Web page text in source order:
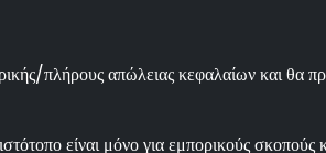
πλήρους απώλειας κεφαλαίων και θα
είναι μόνο για εμπορικούς